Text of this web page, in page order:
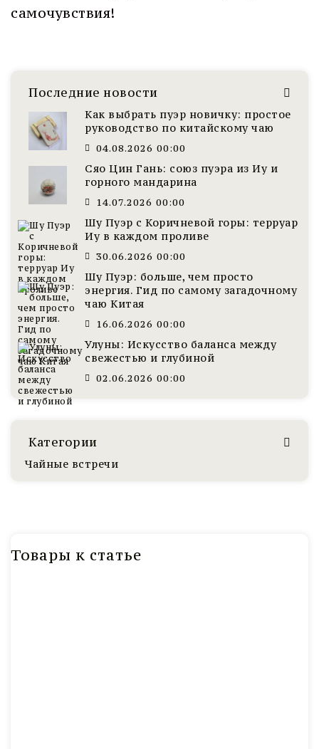
Последние новости
Как выбрать пуэр новичку: простое
руководство по китайскому чаю
04.08.2026 00:00
Сяо Цин Гань: союз пуэра из Иу и
горного мандарина
14.07.2026 00:00
Шу Пуэр с Коричневой горы: терруар
Иу в каждом проливе
30.06.2026 00:00
Шу Пуэр: больше, чем просто
энергия. Гид по самому загадочному
чаю Китая
16.06.2026 00:00
Улуны: Искусство баланса между
свежестью и глубиной
02.06.2026 00:00
Категории
Чайные встречи
самочувствия!
Товары к статье